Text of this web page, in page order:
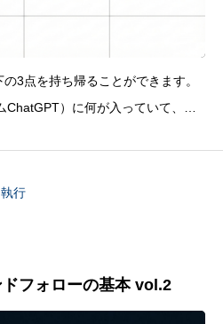
3点を持ち帰ることができます。
ChatGPT）に何が入っていて、何
面の
行
フォローの基本 vol.2